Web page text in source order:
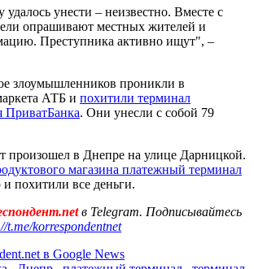
удалось унести – неизвестно. Вместе с
опрашивают местных жителей и
Преступника активно ищут", –
злоумышленников проникли в
АТБ и похитили терминал
ПриватБанка. Они унесли с собой 79
произошел в Днепре на улице Дарницкой.
магазина платежный терминал
и похитили все деньги.
в Telegram. Подписывайтесь
t.me/korrespondentnet
в Google News